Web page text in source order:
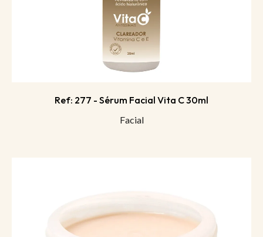
Ref: 277 - Sérum Facial Vita C 30ml
Facial